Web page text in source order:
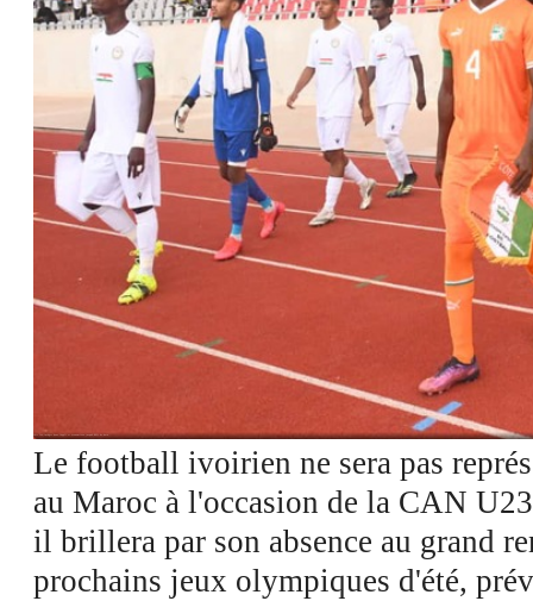
Le football ivoirien ne sera pas
au Maroc à l'occasion de la CAN
il brillera par son absence au grand
prochains jeux olympiques d'été,